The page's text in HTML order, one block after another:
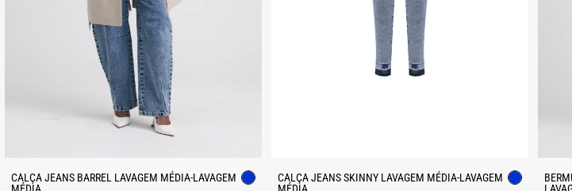
CALÇA JEANS BARREL LAVAGEM MÉDIA-LAVAGEM
MÉDIA
CALÇA JEANS SKINNY LAVAGEM MÉDIA-LAVAGEM
MÉDIA